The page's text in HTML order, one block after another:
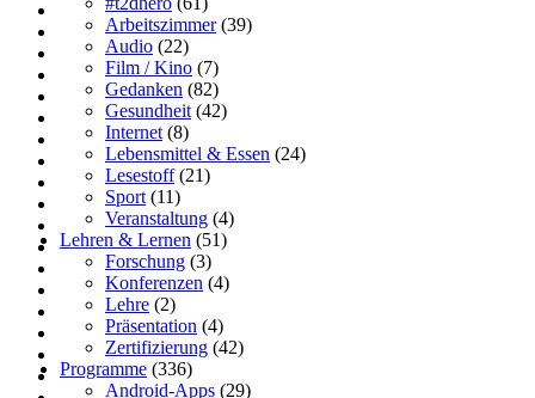
Arbeitszimmer(39)
Audio (22)
Film / Kino (7)
Gedanken (82)
Gesundheit (42)
Internet (8)
Lebensmittel & Essen (24)
Lesestoff(21)
Sport (11)
Veranstaltung (4)
Lehren & Lernen (51)
Forschung (3)
Konferenzen (4)
Lehre (2)
Präsentation (4)
Zertifizierung (42)
Programme (336)
Android-Apps (29)